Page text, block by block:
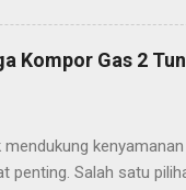
dengan pekerjaan.
lebih muda! Para ahli
Anda dalam
Kompor Gas 2
mendukung
penting. Salah satu